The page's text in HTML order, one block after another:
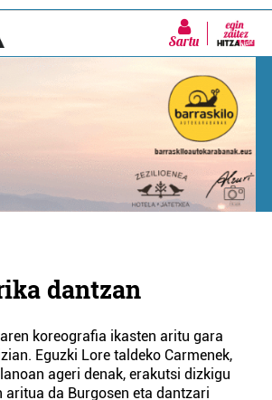
Sartu
dantzan
koreografia ikasten aritu gara
Eguzki Lore taldeko Carmenek,
ageri denak, erakutsi dizkigu
aritua da Burgosen eta dantzari